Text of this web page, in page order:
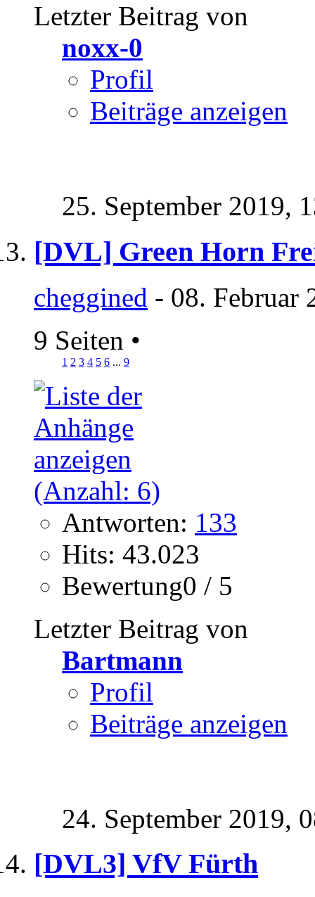
Letzter Beitrag von
noxx-0
Profil
Beiträge anzeigen
25. September 2019,
[DVL] Green Horn
cheggined - 08. Februar
9 Seiten •
1 2 3 4 5 6 ... 9
Antworten: 133
Hits: 43.023
Bewertung0 / 5
Letzter Beitrag von
Bartmann
Profil
Beiträge anzeigen
24. September 2019,
[DVL3] VfV Fürth